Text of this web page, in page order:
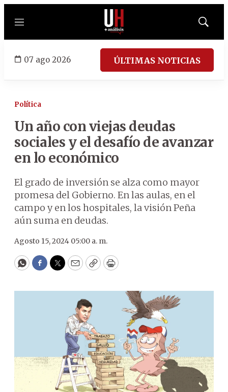
Menú
Mostrar
07 ago 2026 ÚLTIMAS NOTICIAS
Política
Un año con viejas deudas
sociales y el desafío de avanzar
en lo económico
El grado de inversión se alza como mayor
promesa del Gobierno. En las aulas, en el
campo y en los hospitales, la visión Peña
aún suma en deudas.
Agosto 15, 2024 05:00 a. m.
WhatsApp
Facebook
Twitter
EmailCopyPrint